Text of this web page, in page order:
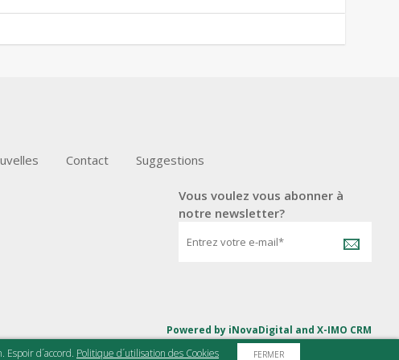
Contact
Suggestions
Vous voulez vous abonner à
notre newsletter?
Powered by iNovaDigital andX-IMO CRM
d´accord. Politique d´utilisation des Cookies FERMER